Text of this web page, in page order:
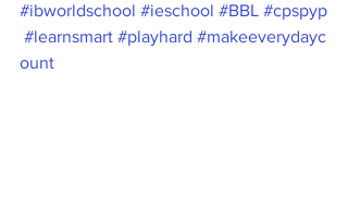
#ibworldschool #ieschool #BBL #cpspyp
#learnsmart #playhard #makeeverydayc
ount